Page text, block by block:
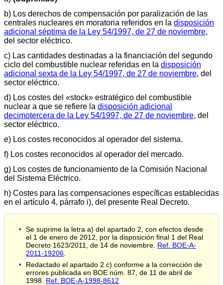
b) Los derechos de compensación por paralización de las
centrales nucleares en moratoria referidos en la disposición
adicional séptima de la Ley 54/1997, de 27 de noviembre,
del sector eléctrico.
c) Las cantidades destinadas a la financiación del segundo
ciclo del combustible nuclear referidas en la disposición
adicional sexta de la Ley 54/1997, de 27 de noviembre, del
sector eléctrico.
d) Los costes del «stock» estratégico del combustible
nuclear a que se refiere la disposición adicional
decimotercera de la Ley 54/1997, de 27 de noviembre, del
sector eléctrico.
e) Los costes reconocidos al operador del sistema.
f) Los costes reconocidos al operador del mercado.
g) Los costes de funcionamiento de la Comisión Nacional
del Sistema Eléctrico.
h) Costes para las compensaciones específicas establecidas
en el artículo 4, párrafo i), del presente Real Decreto.
Se suprime la letra a) del apartado 2, con efectos desde
el 1 de enero de 2012, por la disposición final 1 del Real
Decreto 1623/2011, de 14 de noviembre. Ref. BOE-A-
2011-19206
Redactado el apartado 2.c) conforme a la corrección de
errores publicada en BOE núm. 87, de 11 de abril de
1998. Ref. BOE-A-1998-8612